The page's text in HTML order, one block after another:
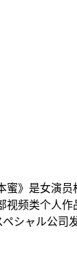
蜜》是女演员
视频类个人
シャル公司